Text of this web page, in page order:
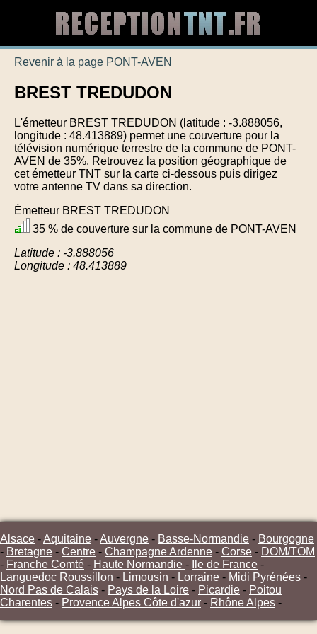
Revenir à la page PONT-AVEN
BREST TREDUDON
L'émetteur BREST TREDUDON (latitude : -3.888056,
longitude : 48.413889) permet une couverture pour la
télévision numérique terrestre de la commune de PONT-
AVEN de 35%. Retrouvez la position géographique de
cet émetteur TNT sur la carte ci-dessous puis dirigez
votre antenne TV dans sa direction.
Émetteur BREST TREDUDON
35 % de couverture sur la commune de PONT-AVEN
Latitude : -3.888056
Longitude : 48.413889
Alsace -Aquitaine -Auvergne - Basse-Normandie - Bourgogne
- Bretagne - Centre - Champagne Ardenne - Corse - DOM/TOM
- Franche Comté - Haute Normandie - Ile de France -
Languedoc Roussillon - Limousin - Lorraine - Midi Pyrénées -
Nord Pas de Calais - Pays de la Loire - Picardie - Poitou
Charentes - Provence Alpes Côte d'azur - Rhône Alpes -